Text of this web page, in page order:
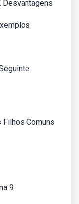
Desvantagens
Filhos Comuns
9